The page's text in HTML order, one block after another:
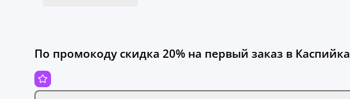
По промокоду скидка 20% на первый заказ в Каспийка